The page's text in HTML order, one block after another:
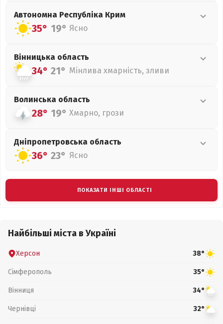
Автономна Республіка Крим
35° 19° Ясно
Вінницька область
34° 21° Мінлива хмарність, зливи
Волинська область
28° 19° Хмарно, грози
Дніпропетровська область
36° 23° Ясно
ПОКАЗАТИ ІНШІ ОБЛАСТІ
Найбільші міста в Україні
Херсон 38°
Сімферополь 35°
Вінниця 34°
Чернівці 32°